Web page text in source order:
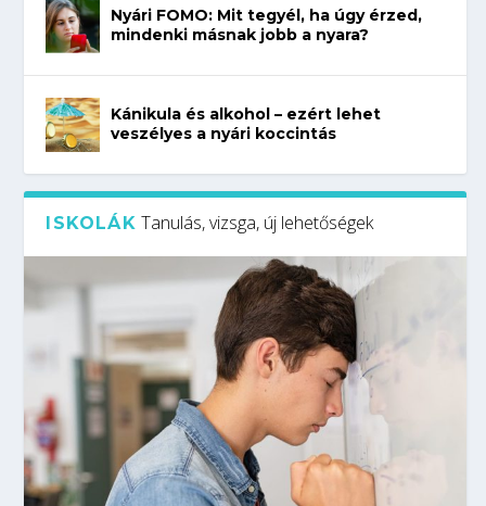
Nyári FOMO: Mit tegyél, ha úgy érzed,
mindenki másnak jobb a nyara?
Kánikula és alkohol – ezért lehet
veszélyes a nyári koccintás
ISKOLÁK Tanulás, vizsga, új lehetőségek